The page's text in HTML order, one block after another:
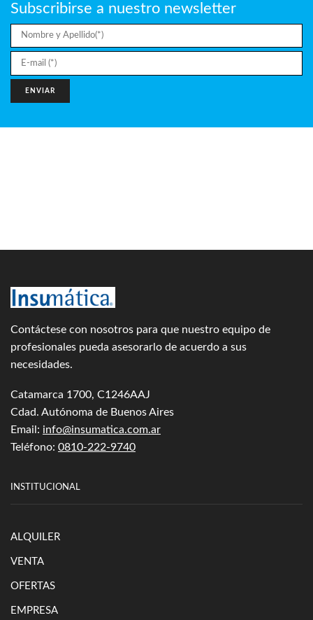
Subscribirse a nuestro newsletter
Contáctese con nosotros para que nuestro equipo de
profesionales pueda asesorarlo de acuerdo a sus
necesidades.
Catamarca 1700, C1246AAJ
Cdad. Autónoma de Buenos Aires
Email: info@insumatica.com.ar
Teléfono: 0810-222-9740
INSTITUCIONAL
ALQUILER
VENTA
OFERTAS
EMPRESA